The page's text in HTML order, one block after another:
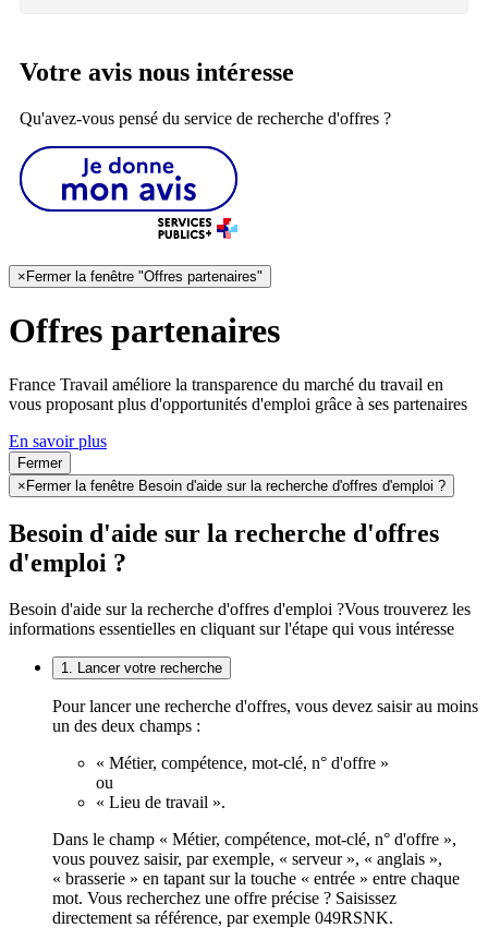
Votre avis nous intéresse
Qu'avez-vous pensé du service de recherche d'offres ?
× Fermer la fenêtre "Offres partenaires"
Offres partenaires
France Travail améliore la transparence du marché du travail en
vous proposant plus d'opportunités d'emploi grâce à ses partenaires
En savoir plus
Fermer
×Fermer la fenêtre Besoin d'aide sur la recherche d'offres d'emploi ?
Besoin d'aide sur la recherche d'offres
d'emploi ?
Besoin d'aide sur la recherche d'offres d'emploi ?Vous trouverez les
informations essentielles en cliquant sur l'étape qui vous intéresse
1. Lancer votre recherche
Pour lancer une recherche d'offres, vous devez saisir au moins
un des deux champs :
« Métier, compétence, mot-clé, n° d'offre »
ou
« Lieu de travail ».
Dans le champ « Métier, compétence, mot-clé, n° d'offre »,
vous pouvez saisir, par exemple, « serveur », « anglais »,
« brasserie » en tapant sur la touche « entrée » entre chaque
mot. Vous recherchez une offre précise ? Saisissez
directement sa référence, par exemple 049RSNK.